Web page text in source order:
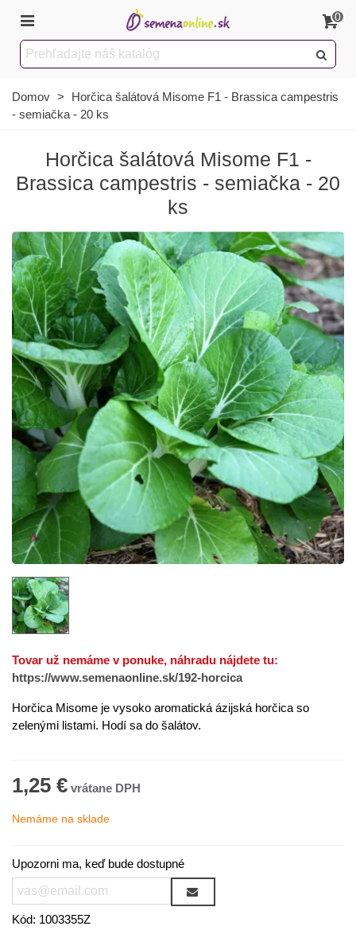
0
Domov >
Horčica šalátová Misome F1 - Brassica campestris
- semiačka - 20 ks
Horčica šalátová Misome F1 -
Brassica campestris - semiačka - 20
ks
Tovar už nemáme v ponuke, náhradu nájdete tu:
https://www.semenaonline.sk/192-horcica
Horčica Misome je vysoko aromatická ázijská horčica so
zelenými listami. Hodí sa do šalátov.
1,25 €
Nemáme na sklade
Upozorni ma, keď bude dostupné
Kód: 1003355Z